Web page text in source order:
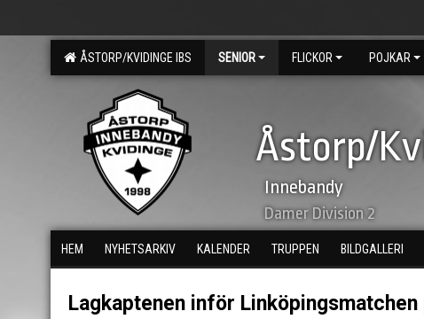
ÅSTORP/KVIDINGE IBS SENIOR FLICKOR POJKAR
Åstorp/
Innebandy
Damer Division 2
HEM NYHETSARKIV KALENDER TRUPPEN BILDGALLERI
Lagkaptenen inför Linköpingsmatchen